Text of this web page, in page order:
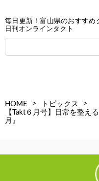
毎日更新！富山県のおすすめ
日刊オンラインタクト
HOME > トピックス
>
【Takt６月号】日常を整え
月』